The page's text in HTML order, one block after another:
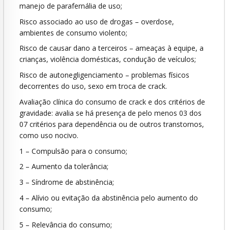
manejo de parafernália de uso;
Risco associado ao uso de drogas – overdose,
ambientes de consumo violento;
Risco de causar dano a terceiros – ameaças à equipe, a
crianças, violência domésticas, condução de veículos;
Risco de autonegligenciamento – problemas físicos
decorrentes do uso, sexo em troca de crack.
Avaliação clínica do consumo de crack e dos critérios de
gravidade: avalia se há presença de pelo menos 03 dos
07 critérios para dependência ou de outros transtornos,
como uso nocivo.
1 – Compulsão para o consumo;
2 – Aumento da tolerância;
3 – Síndrome de abstinência;
4 – Alívio ou evitação da abstinência pelo aumento do
consumo;
5 – Relevância do consumo;